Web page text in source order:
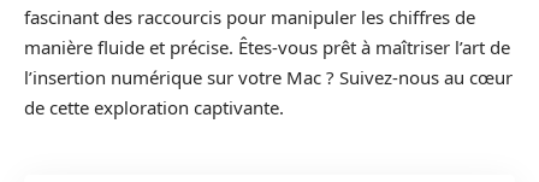
fascinant des raccourcis pour manipuler les chiffres de
manière fluide et précise. Êtes-vous prêt à maîtriser l’art de
l’insertion numérique sur votre Mac ? Suivez-nous au cœur
de cette exploration captivante.